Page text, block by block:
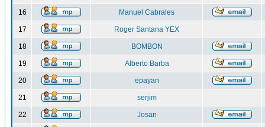
16 Manuel Cabrales
17 Roger Santana YEX
18 BOMBON
19 Alberto Barba
20 epayan
21 serjim
22 Josan